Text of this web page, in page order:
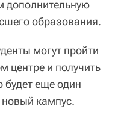
дополнительную
образования.
могут пройти
центре и получить
будет еще один
новый кампус.